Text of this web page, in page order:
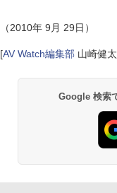
（2010年 9月 29日）
[AV Watch編集部 山崎健
Google 検索